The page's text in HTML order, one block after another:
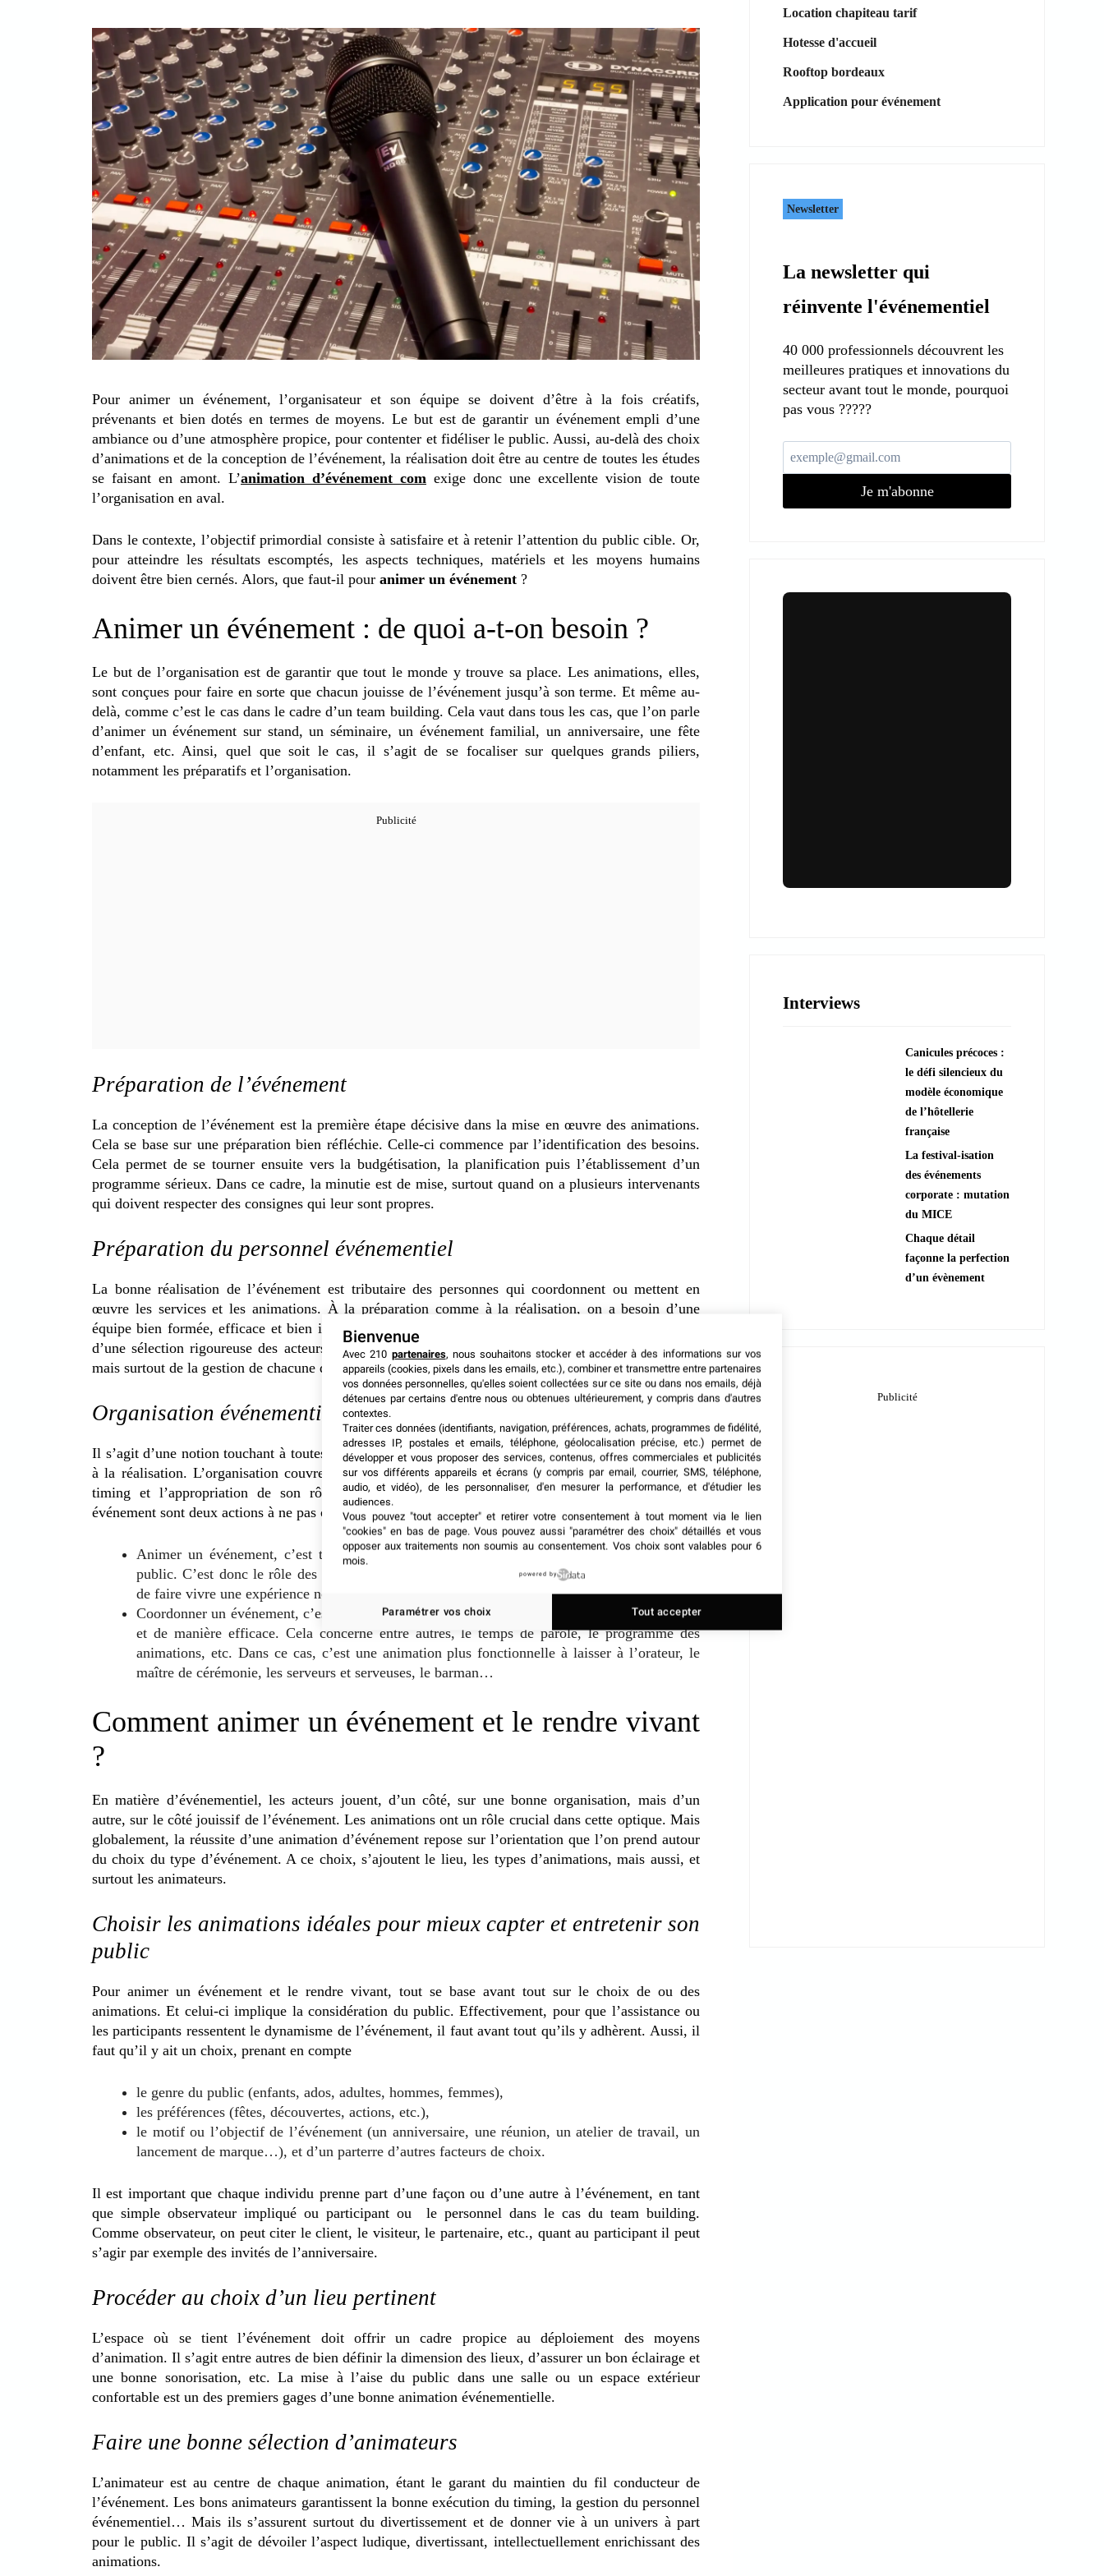
Pour animer un événement, l’organisateur et son équipe se doivent d’être à la fois créatifs,
prévenants et bien dotés en termes de moyens. Le but est de garantir un événement empli d’une
ambiance ou d’une atmosphère propice, pour contenter et fidéliser le public. Aussi, au-delà des choix
d’animations et de la conception de l’événement, la réalisation doit être au centre de toutes les études
se faisant en amont. L’animation d’événement com exige donc une excellente vision de toute
l’organisation en aval.
Dans le contexte, l’objectif primordial consiste à satisfaire et à retenir l’attention du public cible. Or,
pour atteindre les résultats escomptés, les aspects techniques, matériels et les moyens humains
doivent être bien cernés. Alors, que faut-il pour animer un événement ?
Animer un événement : de quoi a-t-on besoin ?
Le but de l’organisation est de garantir que tout le monde y trouve sa place. Les animations, elles,
sont conçues pour faire en sorte que chacun jouisse de l’événement jusqu’à son terme. Et même au-
delà, comme c’est le cas dans le cadre d’un team building. Cela vaut dans tous les cas, que l’on parle
d’animer un événement sur stand, un séminaire, un événement familial, un anniversaire, une fête
d’enfant, etc. Ainsi, quel que soit le cas, il s’agit de se focaliser sur quelques grands piliers,
notamment les préparatifs et l’organisation.
Préparation de l’événement
La conception de l’événement est la première étape décisive dans la mise en œuvre des animations.
Cela se base sur une préparation bien réfléchie. Celle-ci commence par l’identification des besoins.
Cela permet de se tourner ensuite vers la budgétisation, la planification puis l’établissement d’un
programme sérieux. Dans ce cadre, la minutie est de mise, surtout quand on a plusieurs intervenants
qui doivent respecter des consignes qui leur sont propres.
Préparation du personnel événementiel
La bonne réalisation de l’événement est tributaire des personnes qui coordonnent ou mettent en
œuvre les services et les animations. À la préparation comme à la réalisation, on a besoin d’une
équipe bien formée, efficace et bien impliquée, en vue d’obtenir le résultat escompté. Cela découle
d’une sélection rigoureuse des acteurs et des prestataires, de leur préparation physique et mentale,
mais surtout de la gestion de chacune de leur action.
Organisation événementielle
Il s’agit d’une notion touchant à toutes les étapes concrètes de l’événement, allant de la planification
à la réalisation. L’organisation couvre un bon nombre d’aspects, mais le pivot, c’est le respect du
timing et l’appropriation de son rôle par chacun. Car, notamment, animer et coordonner un
événement sont deux actions à ne pas confondre en cours de la mise en œuvre.
Animer un événement, c’est travailler pour l’entretien de l’assistance, des participants, du
public. C’est donc le rôle des animateurs, des chanteurs, des clowns, ainsi de suite. Il s’agit
de faire vivre une expérience nouvelle, originale, ou bien édifiante à chacun.
Coordonner un événement, c’est faire en sorte que chaque élément de l’événement fonctionne
et de manière efficace. Cela concerne entre autres, le temps de parole, le programme des
animations, etc. Dans ce cas, c’est une animation plus fonctionnelle à laisser à l’orateur, le
maître de cérémonie, les serveurs et serveuses, le barman…
Comment animer un événement et le rendre vivant
?
En matière d’événementiel, les acteurs jouent, d’un côté, sur une bonne organisation, mais d’un
autre, sur le côté jouissif de l’événement. Les animations ont un rôle crucial dans cette optique. Mais
globalement, la réussite d’une animation d’événement repose sur l’orientation que l’on prend autour
du choix du type d’événement. A ce choix, s’ajoutent le lieu, les types d’animations, mais aussi, et
surtout les animateurs.
Choisir les animations idéales pour mieux capter et entretenir son
public
Pour animer un événement et le rendre vivant, tout se base avant tout sur le choix de ou des
animations. Et celui-ci implique la considération du public. Effectivement, pour que l’assistance ou
les participants ressentent le dynamisme de l’événement, il faut avant tout qu’ils y adhèrent. Aussi, il
faut qu’il y ait un choix, prenant en compte
le genre du public (enfants, ados, adultes, hommes, femmes),
les préférences (fêtes, découvertes, actions, etc.),
le motif ou l’objectif de l’événement (un anniversaire, une réunion, un atelier de travail, un
lancement de marque…), et d’un parterre d’autres facteurs de choix.
Il est important que chaque individu prenne part d’une façon ou d’une autre à l’événement, en tant
que simple observateur impliqué ou participant ou le personnel dans le cas du team building.
Comme observateur, on peut citer le client, le visiteur, le partenaire, etc., quant au participant il peut
s’agir par exemple des invités de l’anniversaire.
Procéder au choix d’un lieu pertinent
L’espace où se tient l’événement doit offrir un cadre propice au déploiement des moyens
d’animation. Il s’agit entre autres de bien définir la dimension des lieux, d’assurer un bon éclairage et
une bonne sonorisation, etc. La mise à l’aise du public dans une salle ou un espace extérieur
confortable est un des premiers gages d’une bonne animation événementielle.
Faire une bonne sélection d’animateurs
L’animateur est au centre de chaque animation, étant le garant du maintien du fil conducteur de
l’événement. Les bons animateurs garantissent la bonne exécution du timing, la gestion du personnel
événementiel… Mais ils s’assurent surtout du divertissement et de donner vie à un univers à part
pour le public. Il s’agit de dévoiler l’aspect ludique, divertissant, intellectuellement enrichissant des
animations.
Location chapiteau tarif
Hotesse d'accueil
Rooftop bordeaux
Application pour événement
Newsletter
La newsletter qui
réinvente l'événementiel
40 000 professionnels découvrent les
meilleures pratiques et innovations du
secteur avant tout le monde, pourquoi
pas vous ?????
Je m'abonne
???? Explorer les animations
Interviews
Canicules précoces :
le défi silencieux du
modèle économique
de l’hôtellerie
française
La festival-isation
des événements
corporate : mutation
du MICE
Chaque détail
façonne la perfection
d’un évènement
Bienvenue
Avec 210 partenaires, nous souhaitons stocker et accéder à des informations sur vos
appareils (cookies, pixels dans les emails, etc.), combiner et transmettre entre partenaires
vos données personnelles, qu'elles soient collectées sur ce site ou dans nos emails, déjà
détenues par certains d'entre nous ou obtenues ultérieurement, y compris dans d'autres
contextes.
Traiter ces données (identifiants, navigation, préférences, achats, programmes de fidélité,
adresses IP, postales et emails, téléphone, géolocalisation précise, etc.) permet de
développer et vous proposer des services, contenus, offres commerciales et publicités
sur vos différents appareils et écrans (y compris par email, courrier, SMS, téléphone,
audio, et vidéo), de les personnaliser, d'en mesurer la performance, et d'étudier les
audiences.
Vous pouvez "tout accepter" et retirer votre consentement à tout moment via le lien
"cookies" en bas de page. Vous pouvez aussi "paramétrer des choix" détaillés et vous
opposer aux traitements non soumis au consentement. Vos choix sont valables pour 6
mois.
powered by
Paramétrer vos choix Tout accepter